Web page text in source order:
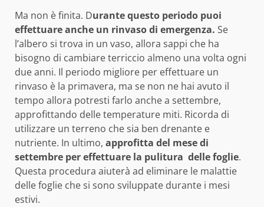
Ma non è finita. Durante questo periodo puoi
effettuare anche un rinvaso di emergenza. Se
l’albero si trova in un vaso, allora sappi che ha
bisogno di cambiare terriccio almeno una volta ogni
due anni. Il periodo migliore per effettuare un
rinvaso è la primavera, ma se non ne hai avuto il
tempo allora potresti farlo anche a settembre,
approfittando delle temperature miti. Ricorda di
utilizzare un terreno che sia ben drenante e
nutriente. In ultimo, approfitta del mese di
settembre per effettuare la pulitura delle foglie.
Questa procedura aiuterà ad eliminare le malattie
delle foglie che si sono sviluppate durante i mesi
estivi.